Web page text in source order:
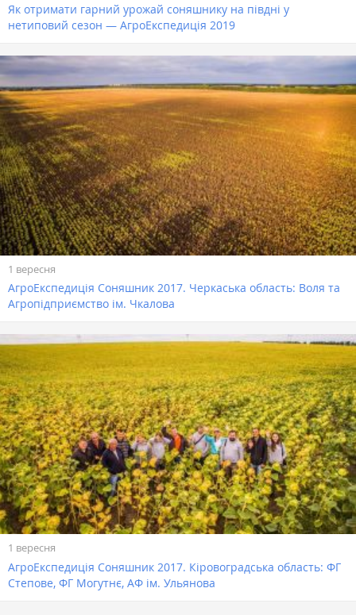
Як отримати гарний урожай соняшнику на півдні у
нетиповий сезон — АгроЕкспедиція 2019
1 вересня
АгроЕкспедиція Соняшник 2017. Черкаська область: Воля та
Агропідприємство ім. Чкалова
1 вересня
АгроЕкспедиція Соняшник 2017. Кіровоградська область: ФГ
Степове, ФГ Могутнє, АФ ім. Ульянова